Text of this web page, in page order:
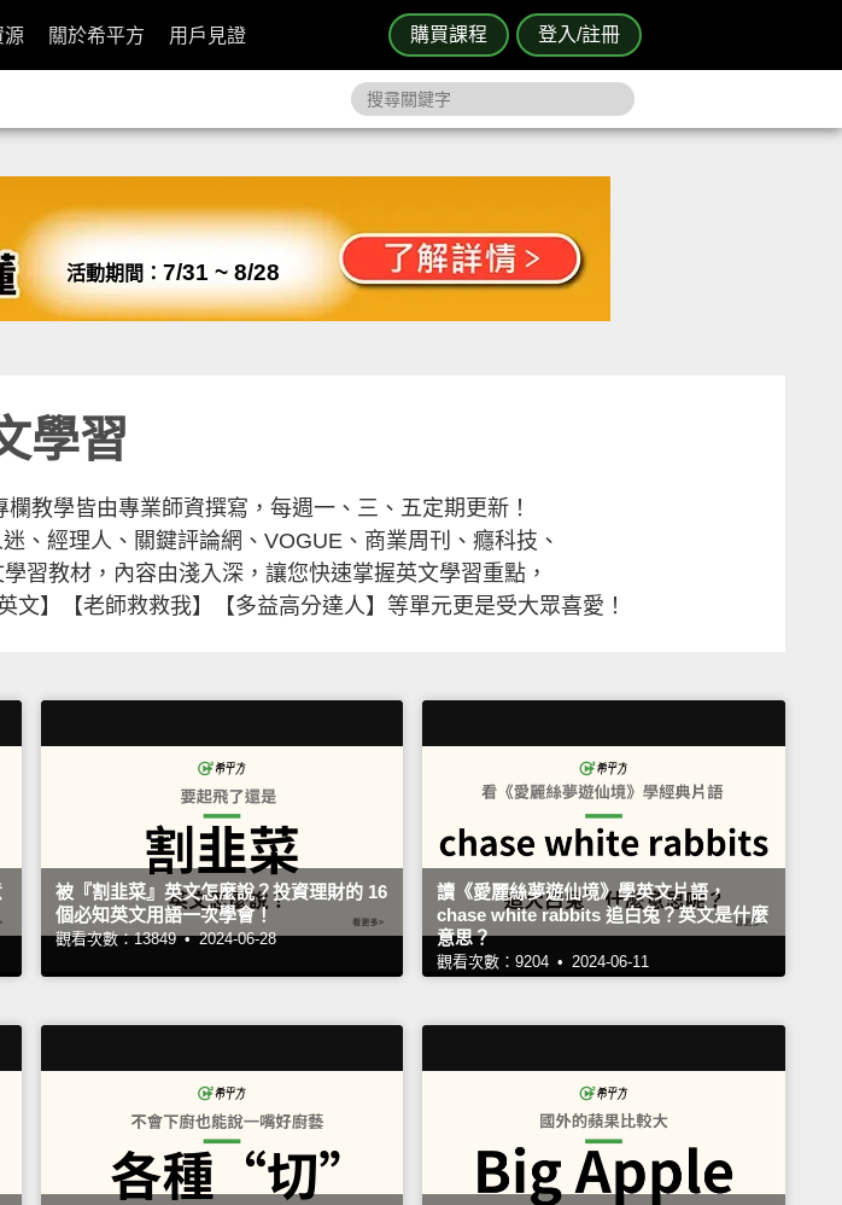
購買課程 登入/註冊
源 關於希平方 用戶見證
活動期間： 7/31 ~ 8/28
學習
教學皆由專業師資撰寫，每週一、三、五定期更新！
、經理人、關鍵評論網、VOGUE、商業周刊、癮科技、
習教材，內容由淺入深，讓您快速掌握英文學習重點，
】【老師救救我】【多益高分達人】等單元更是受大眾喜愛！
被『割韭菜』英文怎麼說？投資理財的 16
個必知英文用語一次學會！
觀看次數：13849 • 2024-06-28
讀《愛麗絲夢遊仙境》學英文片語，
chase white rabbits 追白兔？英文是什麼
意思？
觀看次數：9204 • 2024-06-11